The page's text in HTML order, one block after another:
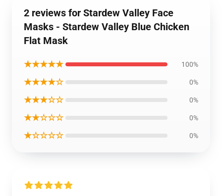
2 reviews for Stardew Valley Face
Masks - Stardew Valley Blue Chicken
Flat Mask
★★★★★ 100%
★★★★☆ 0%
★★★☆☆ 0%
★★☆☆☆ 0%
★☆☆☆☆ 0%